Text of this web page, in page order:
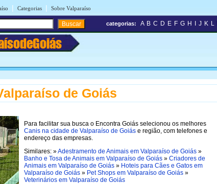
| Categorias | Sobre Valparaíso
categorias: A B C D E F G H J K L
de Goiás
Para facilitar sua busca o Encontra Goiás selecionou os melhores
Canis na cidade de Valparaíso de Goiás e região, com telefones e
endereço das empresas.
Similares: »Adestramento de Animais em Valparaíso de Goiás »
Banho e Tosa de Animais em Valparaíso de Goiás » Criadores de
Animais em Valparaíso de Goiás » Hoteis para Cães e Gatos em
Valparaíso de Goiás » Pet Shops em Valparaíso de Goiás »
Veterinários em Valparaíso de Goiás